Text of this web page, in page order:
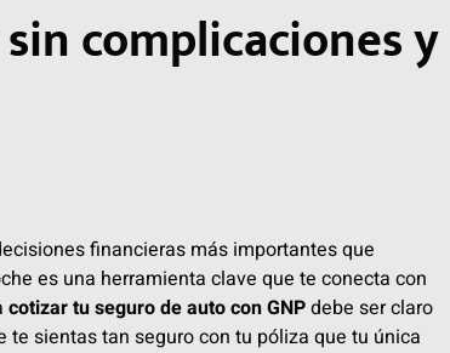
complicaciones y
financieras más importantes que
es una herramienta clave que te conecta con
cotizar tu seguro de auto con GNPdebe ser claro
sientas tan seguro con tu póliza que tu única